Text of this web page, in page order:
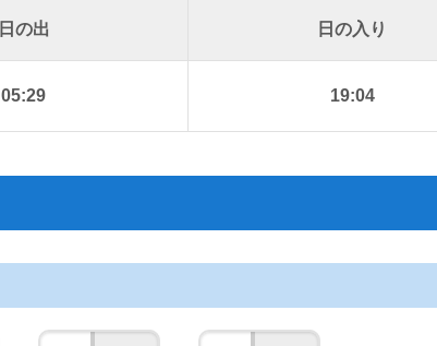
日の出 日の入り
05:29 19:04